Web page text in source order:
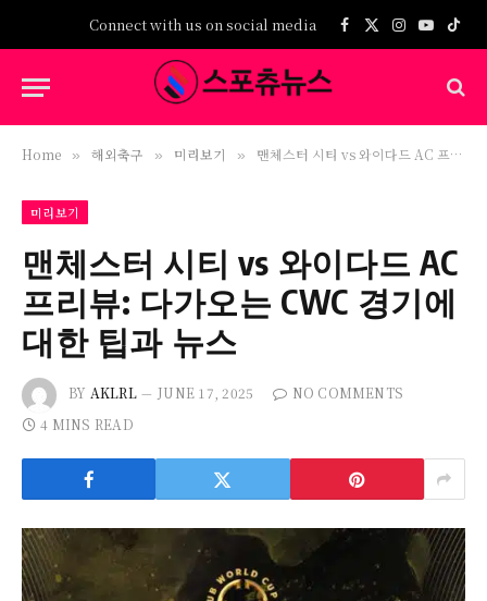
Connect with us on social media Facebook
X
Instagram
Home » 해외축구 » 미리보기 » 맨체스터 시티 vs 와이다드 AC 프리뷰: 다가오는 CWC 경기에 대한 팁과 뉴스
미리보기
맨체스터 시티 vs 와이다드 AC
프리뷰: 다가오는 CWC 경기에
대한 팁과 뉴스
BY AKLRL JUNE 17, 2025
NO COMMENTS
4 MINS READ